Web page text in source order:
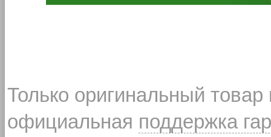
Только оригинальный
официальная поддержка